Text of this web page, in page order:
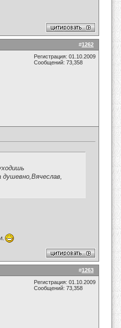
#1262
Регистрация: 01.10.2009
Сообщений: 73,358
#1263
Регистрация: 01.10.2009
Сообщений: 73,358